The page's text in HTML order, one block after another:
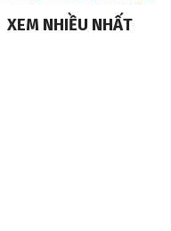
XEM NHIỀU NHẤT